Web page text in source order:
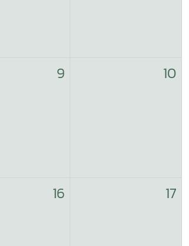
9 10
16 17